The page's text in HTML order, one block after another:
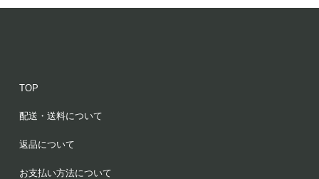
量とシチュエーションには気をつけないといけないと
TOP
配送・送料について
返品について
お支払い方法について